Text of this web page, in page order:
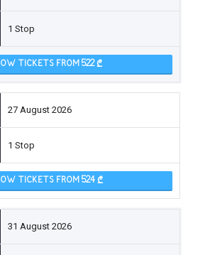
1 Stop
OW TICKETS FROM 522
27 August 2026
1 Stop
OW TICKETS FROM 524
31 August 2026